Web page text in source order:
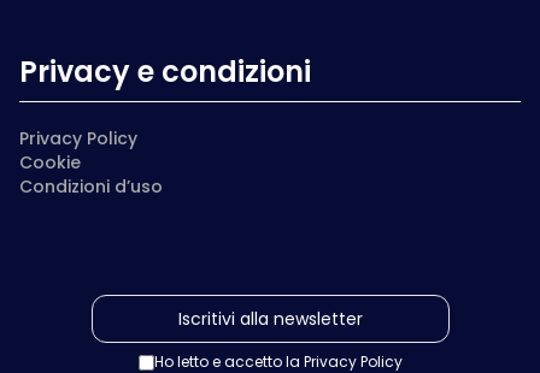
Privacy e condizioni
Privacy Policy
Cookie
Condizioni d’uso
Ho letto e accetto la Privacy Policy